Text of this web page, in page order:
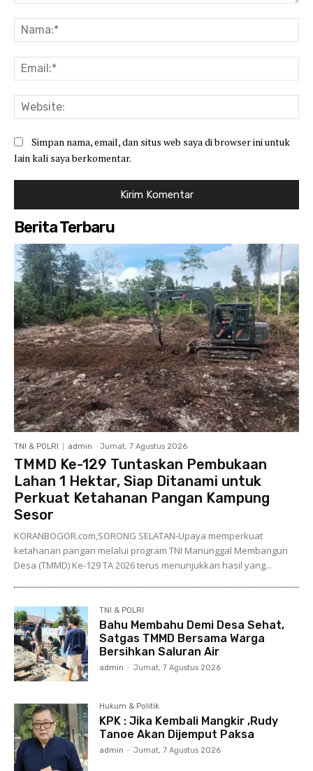
Simpan nama, email, dan situs web saya di browser ini untuk
lain kali saya berkomentar.
Berita Terbaru
TNI & POLRI admin - Jumat, 7 Agustus 2026
TMMD Ke-129 Tuntaskan Pembukaan
Lahan 1 Hektar, Siap Ditanami untuk
Perkuat Ketahanan Pangan Kampung
Sesor
KORANBOGOR.com,SORONG SELATAN-Upaya memperkuat
ketahanan pangan melalui program TNI Manunggal Membangun
Desa (TMMD) Ke-129 TA 2026 terus menunjukkan hasil yang...
TNI & POLRI
Bahu Membahu Demi Desa Sehat,
Satgas TMMD Bersama Warga
Bersihkan Saluran Air
admin - Jumat, 7 Agustus 2026
Hukum & Politik
KPK : Jika Kembali Mangkir ,Rudy
Tanoe Akan Dijemput Paksa
admin - Jumat, 7 Agustus 2026